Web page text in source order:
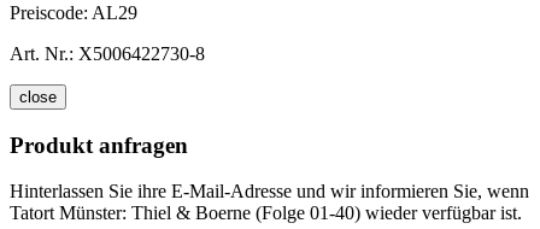
Preiscode: AL29
Art. Nr.: X5006422730-8
close
Produkt anfragen
Hinterlassen Sie ihre E-Mail-Adresse und wir informieren Sie, wenn
Tatort Münster: Thiel & Boerne (Folge 01-40) wieder verfügbar ist.